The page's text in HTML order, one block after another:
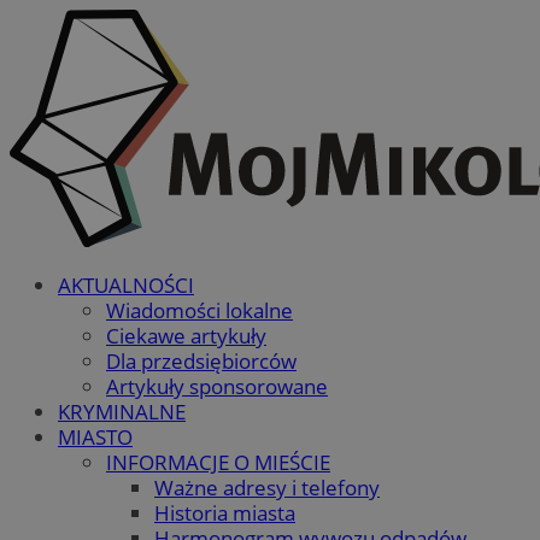
AKTUALNOŚCI
Wiadomości lokalne
Ciekawe artykuły
Dla przedsiębiorców
Artykuły sponsorowane
KRYMINALNE
MIASTO
INFORMACJE O MIEŚCIE
Ważne adresy i telefony
Historia miasta